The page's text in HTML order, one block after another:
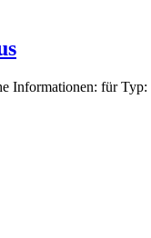
Informationen: für